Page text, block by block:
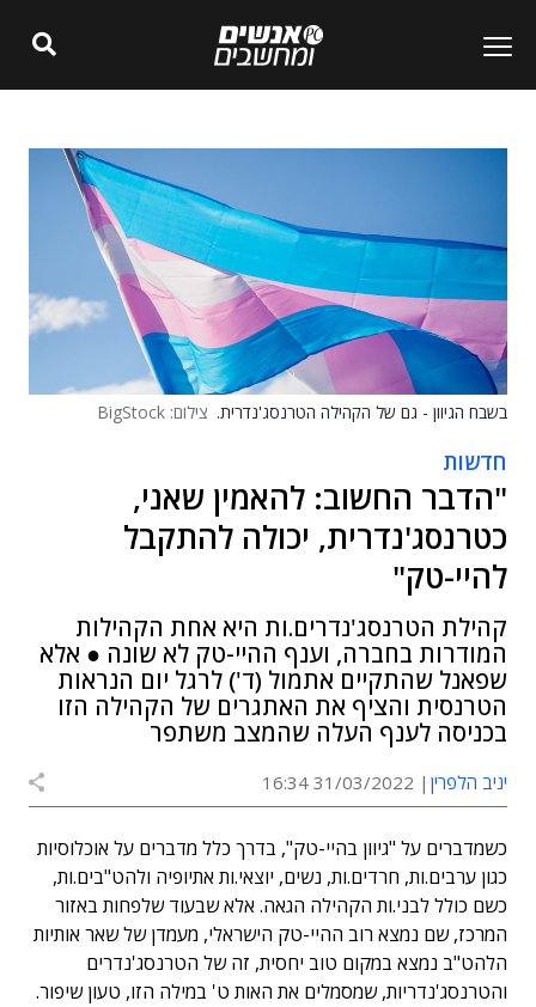
בשבח הגיוון - גם של הקהילה הטרנסג'נדרית. צילום: BigStock
חדשות
"הדבר החשוב: להאמין שאני,
כטרנסג'נדרית, יכולה להתקבל
להיי-טק"
קהילת הטרנסג'נדרים.ות היא אחת הקהילות
המודרות בחברה, וענף ההיי-טק לא שונה ● אלא
שפאנל שהתקיים אתמול (ד') לרגל יום הנראות
הטרנסית והציף את האתגרים של הקהילה הזו
בכניסה לענף העלה שהמצב משתפר
יניב הלפרין 31/03/2022 16:34
כשמדברים על "גיוון בהיי-טק", בדרך כלל מדברים על אוכלוסיות
כגון ערבים.ות, חרדים.ות, נשים, יוצאי.ות אתיופיה ולהט"בים.ות,
כשם כולל לבני.ות הקהילה הגאה. אלא שבעוד שלפחות באזור
המרכז, שם נמצא רוב ההיי-טק הישראלי, מעמדן של שאר אותיות
הלהט"ב נמצא במקום טוב יחסית, זה של הטרנסג'נדרים
והטרנסג'נדריות, שמסמלים את האות ט' במילה הזו, טעון שיפור.